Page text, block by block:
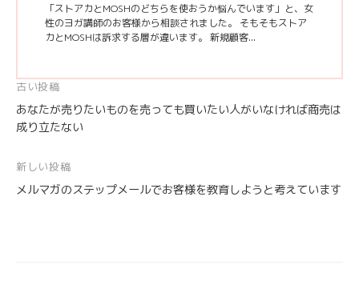
「ストアカとMOSHのどちらを使おうか悩んでいます」と、女
性のヨガ講師のお客様から相談されました。 そもそもストア
カとMOSHは訴求する層が違います。 新規顧客...
投
稿
ナ
ビ
ゲ
古い投稿
あなたが売りたいものを売っても買いたい人がいなければ商売は
成り立たない
新しい投稿
メルマガのステップメールでお客様を教育しようと考えています